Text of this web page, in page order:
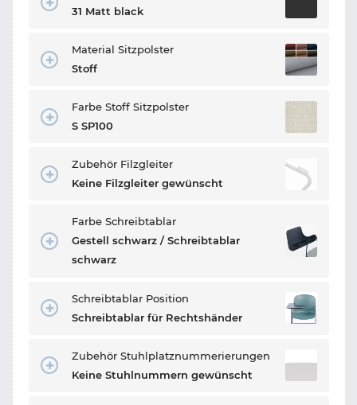
31 Matt black
Material Sitzpolster
Stoff
Farbe Stoff Sitzpolster
S SP100
Zubehör Filzgleiter
Keine Filzgleiter gewünscht
Farbe Schreibtablar
Gestell schwarz / Schreibtablar
schwarz
Schreibtablar Position
Schreibtablar für Rechtshänder
Zubehör Stuhlplatznummerierungen
Keine Stuhlnummern gewünscht